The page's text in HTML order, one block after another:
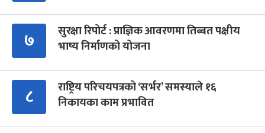
७
सुरक्षा रिपोर्ट : प्राज्ञिक आवरणमा तिब्बत पक्षीय
भाष्य निर्माणको योजना
८
राष्ट्रिय परिचयपत्रको ‘सर्भर’ समस्याले १६
निकायका काम प्रभावित